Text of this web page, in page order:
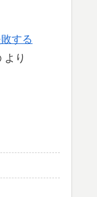
する
より